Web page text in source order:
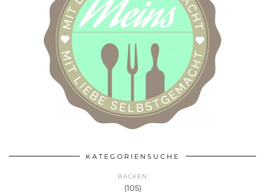
KATEGORIENSUCHE
BACKEN
(105)